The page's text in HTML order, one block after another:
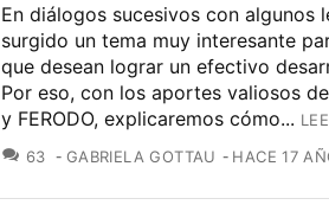
En diálogos sucesivos con algunos
surgido un tema muy interesante
que desean lograr un efectivo
Por eso, con los aportes valiosos
y FERODO, explicaremos cómo...
63 COMENTARIOS
GABRIELA GOTTAU HACE 17